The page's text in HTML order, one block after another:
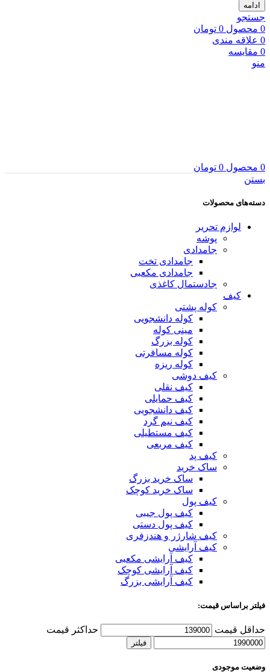
ادامه
جستجو
0 محصول 0 تومان
0 علاقه مندی
0 مقایسه
منو
0 محصول 0 تومان
بستن
دسته‌های محصولات
لوازم تحریر
پوشه
جامدادی
جامدادی تخت
جامدادی مکعبی
جادستمال کاغذی
کیف
کوله پشتی
کوله دانشجویی
مینی کوله
کوله بزرگ
کوله مسافرتی
کوله ریزه
کیف دوشی
کیف نقلی
کیف حمایلی
کیف دانشجویی
کیف نیم گرد
کیف مستطیلی
کیف مربعی
کیف پد
ساک خرید
ساک خرید بزرگ
ساک خرید کوچک
کیف پول
کیف پول جیبی
کیف پول دستی
کیف شارژر و هندزفری
کیف آرایشی
کیف آرایشی مکعبی
کیف آرایشی کوچک
کیف آرایشی بزرگ
فیلتر براساس قیمت:
حداقل قیمت حداکثر قیمت
فیلتر
وضعیت موجودی